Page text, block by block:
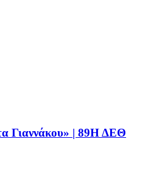
Γιαννάκου» | 89Η ΔΕΘ